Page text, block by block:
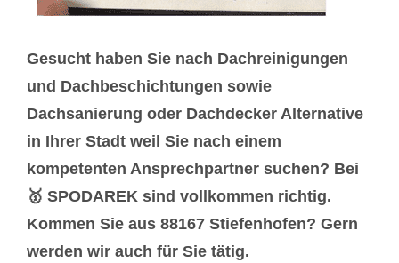
Gesucht haben Sie nach Dachreinigungen
und Dachbeschichtungen sowie
Dachsanierung oder Dachdecker Alternative
in Ihrer Stadt weil Sie nach einem
kompetenten Ansprechpartner suchen? Bei
🥇 SPODAREK sind vollkommen richtig.
Kommen Sie aus 88167 Stiefenhofen? Gern
werden wir auch für Sie tätig.